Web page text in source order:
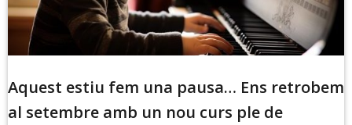
Aquest estiu fem una pausa… Ens retrobem
al setembre amb un nou curs ple de